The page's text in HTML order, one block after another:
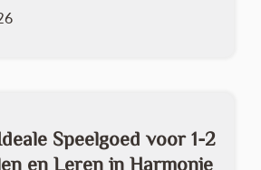
Speelgoed voor 1-2
en Leren in Harmonie